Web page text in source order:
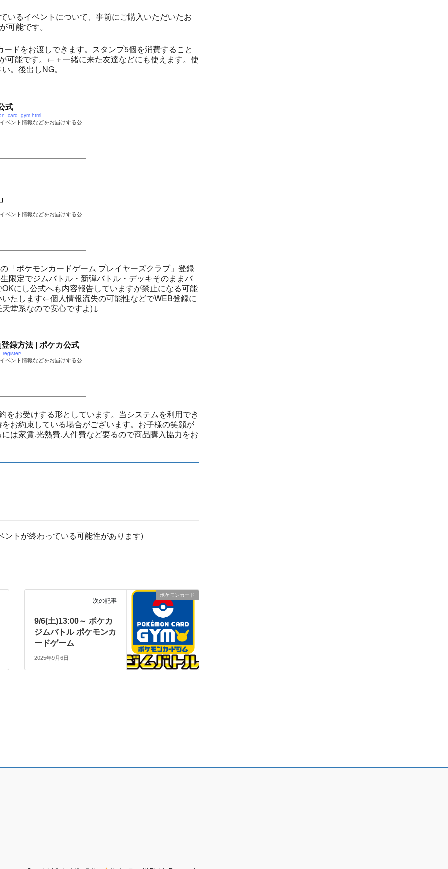
いるイベントについて、事前にご購入いただいたお
可能です。
ドをお渡しできます。スタンプ5個を消費すること
可能です。←＋一緒に来た友達などにも使えます。使
。後出しNG。
式
ベント情報などをお届けする公
ベント情報などをお届けする公
「ポケモンカードゲーム プレイヤーズクラブ」登録
限定でジムバトル・新弾バトル・デッキそのままバ
にし公式へも内容報告していますが禁止になる可能
たします←個人情報流失の可能性などでWEB登録に
堂系なので安心ですよ)↓
録方法 | ポケカ公式
ベント情報などをお届けする公
をお受けする形としています。当システムを利用でき
お約束している場合がございます。お子様の笑顔が
は家賃.光熱費.人件費など要るので商品購入協力をお
トが終わっている可能性があります)
ポケモンカード
次の記事
9/6(土)13:00～ ポケカ
ジムバトル ポケモンカ
ードゲーム
2025年9月6日